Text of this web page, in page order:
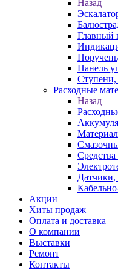
Назад
Главный
Панель
Ступени,
Расходные
Назад
Датчики,
Акции
Хиты продаж
Оплата и доставка
О компании
Выставки
Ремонт
Контакты